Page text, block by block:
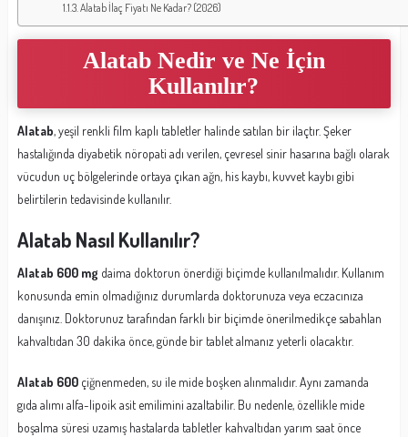
Alatab İlaç Fiyatı Ne Kadar? (2026)
Alatab Nedir ve Ne İçin
Kullanılır?
Alatab, yeşil renkli film kaplı tabletler halinde satılan bir ilaçtır. Şeker
hastalığında diyabetik nöropati adı verilen, çevresel sinir hasarına bağlı olarak
vücudun uç bölgelerinde ortaya çıkan ağn, his kaybı, kuvvet kaybı gibi
belirtilerin tedavisinde kullanılır.
Alatab Nasıl Kullanılır?
Alatab 600 mg daima doktorun önerdiği biçimde kullanılmalıdır. Kullanım
konusunda emin olmadığınız durumlarda doktorunuza veya eczacınıza
danışınız. Doktorunuz tarafından farklı bir biçimde önerilmedikçe sabahlan
kahvaltıdan 30 dakika önce, günde bir tablet almanız yeterli olacaktır.
Alatab 600 çiğnenmeden, su ile mide boşken alınmalıdır. Aynı zamanda
gıda alımı alfa-lipoik asit emilimini azaltabilir. Bu nedenle, özellikle mide
boşalma süresi uzamış hastalarda tabletler kahvaltıdan yarım saat önce